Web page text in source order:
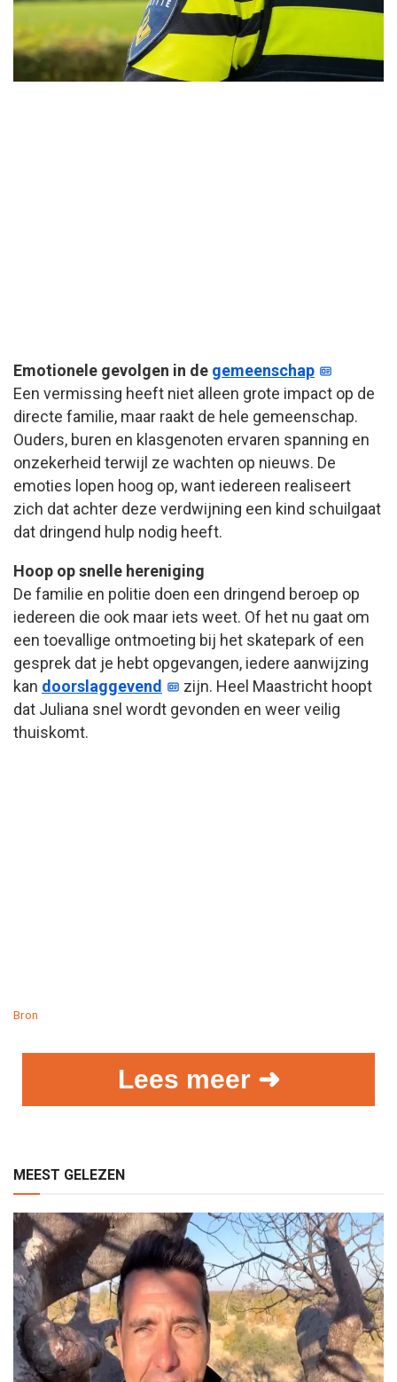
Emotionele gevolgen in de gemeenschap
Een vermissing heeft niet alleen grote impact op de
directe familie, maar raakt de hele gemeenschap.
Ouders, buren en klasgenoten ervaren spanning en
onzekerheid terwijl ze wachten op nieuws. De
emoties lopen hoog op, want iedereen realiseert
zich dat achter deze verdwijning een kind schuilgaat
dat dringend hulp nodig heeft.
Hoop op snelle hereniging
De familie en politie doen een dringend beroep op
iedereen die ook maar iets weet. Of het nu gaat om
een toevallige ontmoeting bij het skatepark of een
gesprek dat je hebt opgevangen, iedere aanwijzing
kan doorslaggevend
zijn. Heel Maastricht hoopt
dat Juliana snel wordt gevonden en weer veilig
thuiskomt.
Bron
Lees meer ➜
MEEST GELEZEN